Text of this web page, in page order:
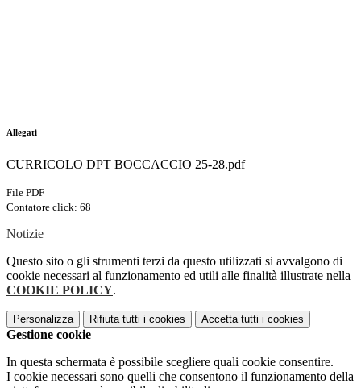
Allegati
CURRICOLO DPT BOCCACCIO 25-28.pdf
File PDF
Contatore click: 68
Notizie
Questo sito o gli strumenti terzi da questo utilizzati si avvalgono di
cookie necessari al funzionamento ed utili alle finalità illustrate nella
COOKIE POLICY.
Personalizza Rifiuta tutti i cookies Accetta tutti i cookies
Gestione cookie
In questa schermata è possibile scegliere quali cookie consentire.
I cookie necessari sono quelli che consentono il funzionamento della